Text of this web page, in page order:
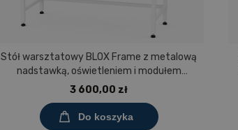
Stół warsztatowy BLOX Frame z metalową
nadstawką, oświetleniem i modułem
zasilającym Prostokąt 1200x600 mm,
3 600,00 zł
Do koszyka